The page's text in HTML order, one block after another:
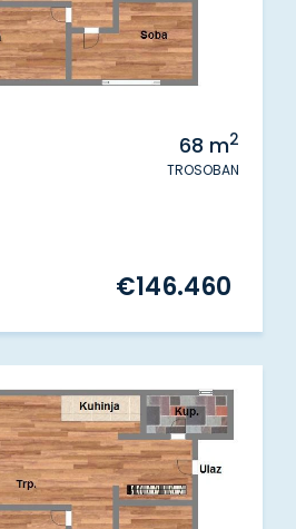
68 m2
TROSOBAN
€146.460